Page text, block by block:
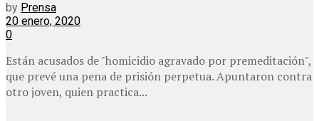
by Prensa
20 enero, 2020
0
Están acusados de "homicidio agravado por premeditación",
que prevé una pena de prisión perpetua. Apuntaron contra
otro joven, quien practica...